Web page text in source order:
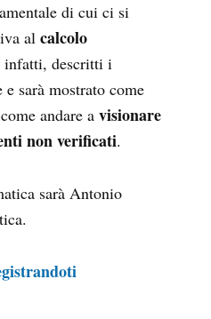
di cui ci si
al calcolo
infatti, descritti i
e sarà mostrato come
andare a visionare
non verificati.
sarà Antonio